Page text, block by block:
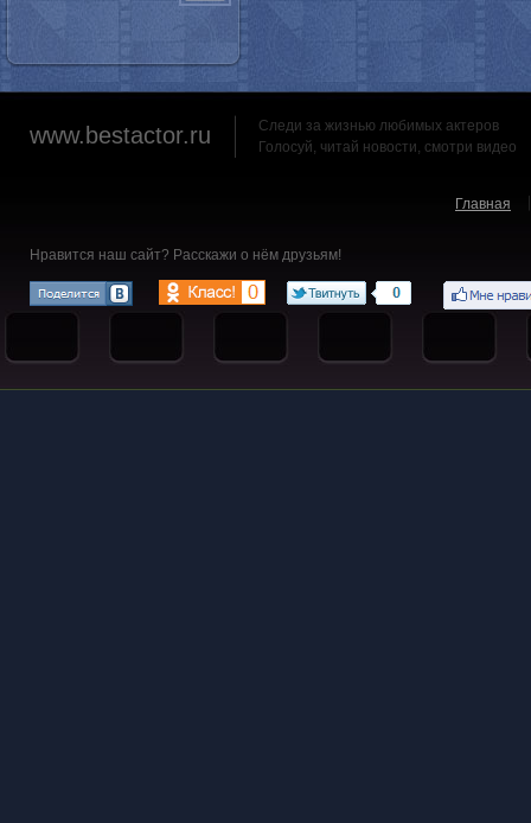
www.bestactor.ru
Следи за жизнью любимых актеров
Голосуй, читай новости, смотри видео
Главная
Нравится наш сайт? Расскажи о нём друзьям!